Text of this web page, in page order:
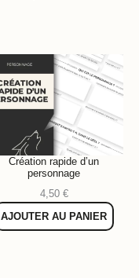
Création rapide d’un
personnage
4,50 €
AJOUTER AU PANIER